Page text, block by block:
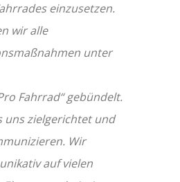
einzusetzen.
wir alle
unter
Fahrrad“ gebündelt.
uns zielgerichtet und
Wir
auf vielen